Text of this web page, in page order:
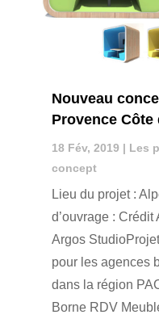
Nouveau
Provence Côte
18 Fév, 2019 | Les
concept
Lieu du projet :
d’ouvrage : Crédit
Argos
pour les agences
dans la région
Borne RDV